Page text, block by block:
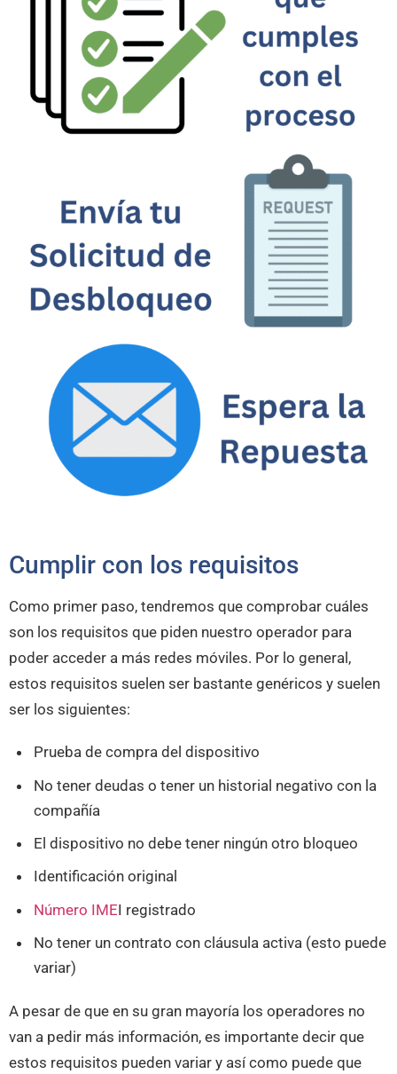
Cumplir con los requisitos
Como primer paso, tendremos que comprobar cuáles
son los requisitos que piden nuestro operador para
poder acceder a más redes móviles. Por lo general,
estos requisitos suelen ser bastante genéricos y suelen
ser los siguientes:
Prueba de compra del dispositivo
No tener deudas o tener un historial negativo con la
compañía
El dispositivo no debe tener ningún otro bloqueo
Identificación original
Número IMEI registrado
No tener un contrato con cláusula activa (esto puede
variar)
A pesar de que en su gran mayoría los operadores no
van a pedir más información, es importante decir que
estos requisitos pueden variar y así como puede que